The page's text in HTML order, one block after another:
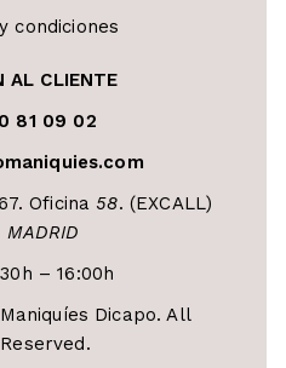
condiciones
AL CLIENTE
81 09 02
Oficina 58. (EXCALL)
MADRID
– 16:00h
Dicapo. All